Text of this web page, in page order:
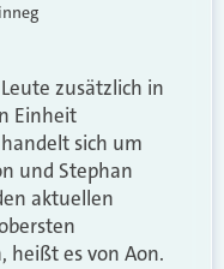
zusätzlich in
Einheit
sich um
und Stephan
aktuellen
heißt es von Aon.